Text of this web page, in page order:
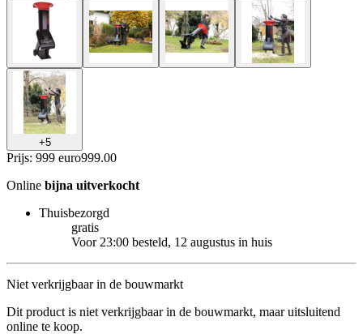
+5
Prijs: 999 euro999.00
Online bijna uitverkocht
Thuisbezorgd
gratis
Voor 23:00 besteld, 12 augustus in huis
Niet verkrijgbaar in de bouwmarkt
Dit product is niet verkrijgbaar in de bouwmarkt, maar uitsluitend
online te koop.